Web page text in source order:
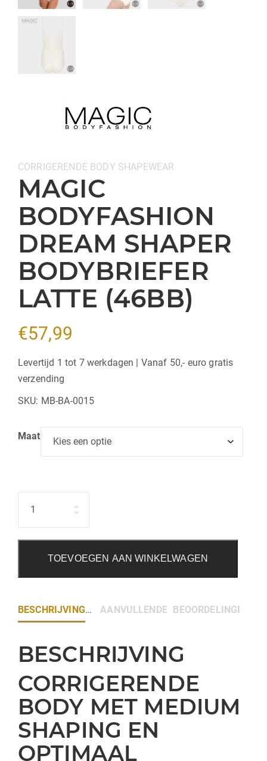
Categorieën:
CORRIGERENDE BODY SHAPEWEAR
MAGIC
BODYFASHION
DREAM SHAPER
BODYBRIEFER
LATTE (46BB)
€57,99
Levertijd 1 tot 7 werkdagen | Vanaf 50,- euro gratis
verzending
SKU: MB-BA-0015
Maat
TOEVOEGEN AAN WINKELWAGEN
BESCHRIJVING AANVULLENDE INFORMATIE
BEOORDELINGEN (0)
BESCHRIJVING
CORRIGERENDE
BODY MET MEDIUM
SHAPING EN
OPTIMAAL